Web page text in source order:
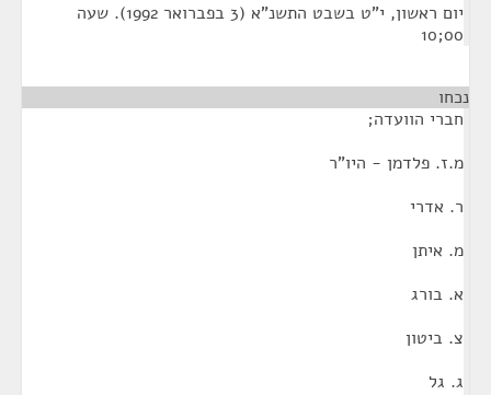
יום ראשון, י"ט בשבט התשנ"א (3 בפברואר 1992). שעה
00;10
נכחו
חברי הוועדה;
מ.ז. פלדמן - היו"ר
ר. אדרי
מ. איתן
א. בורג
צ. ביטון
ג. גל